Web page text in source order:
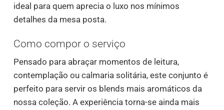
ideal para quem aprecia o luxo nos mínimos
detalhes da mesa posta.
Como compor o serviço
Pensado para abraçar momentos de leitura,
contemplação ou calmaria solitária, este conjunto é
perfeito para servir os blends mais aromáticos da
nossa coleção. A experiência torna-se ainda mais